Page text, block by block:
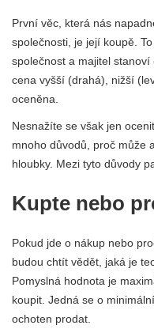
První věc, která nás
společnosti, je její koupě.
společnost a majitel
cena vyšší (drahá), nižší
oceněna.
Nesnažíte se však jen
mnoho důvodů, proč může
hloubky. Mezi tyto důvody
Kupte nebo
Pokud jde o nákup nebo
budou chtít vědět, jaká je
Pomyslná hodnota je
koupit. Jedná se o
ochoten prodat.